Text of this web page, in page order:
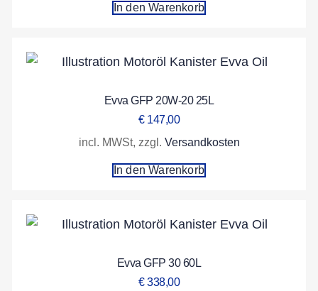
In den Warenkorb
Evva GFP 20W-20 25L
€147,00
incl. MWSt, zzgl. Versandkosten
In den Warenkorb
Evva GFP 30 60L
€338,00